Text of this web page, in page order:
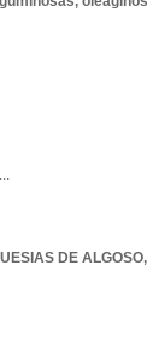
...
DE ALGOSO,